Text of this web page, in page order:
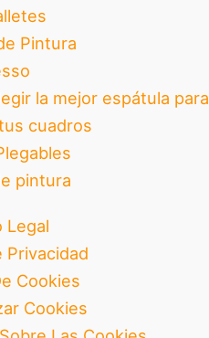
Pintura
la mejor espátula para
cuadros
pintura
Legal
Privacidad
Cookies
Cookies